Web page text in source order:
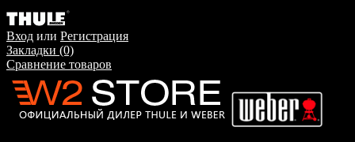
Вход или Регистрация
Закладки (0)
Сравнение товаров